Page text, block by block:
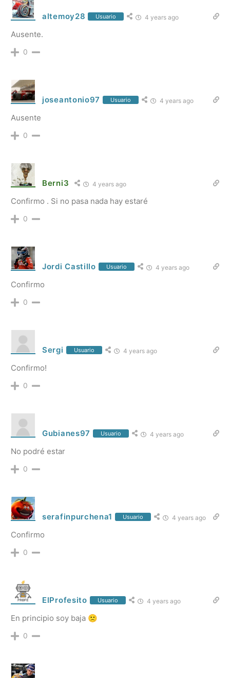
altemoy28 Usuario 4 years ago
Ausente.
0
joseantonio97 Usuario 4 years ago
Ausente
0
Berni3 4 years ago
Confirmo . Si no pasa nada hay estaré
0
Jordi Castillo Usuario 4 years ago
Confirmo
0
Sergi Usuario 4 years ago
Confirmo!
0
Gubianes97 Usuario 4 years ago
No podré estar
0
serafinpurchena1 Usuario 4 years ago
Confirmo
0
ElProfesito Usuario 4 years ago
En principio soy baja 🙁
0